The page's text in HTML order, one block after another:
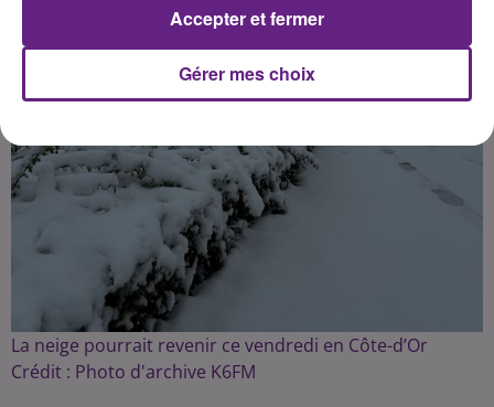
La neige pourrait revenir ce vendredi en Côte-d’Or
Crédit : Photo d'archive K6FM
Gérer mes choix
Accepter et fermer